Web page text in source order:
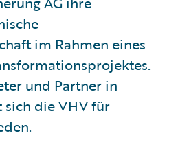
im Rahmen eines
und Partner in
die VHV für